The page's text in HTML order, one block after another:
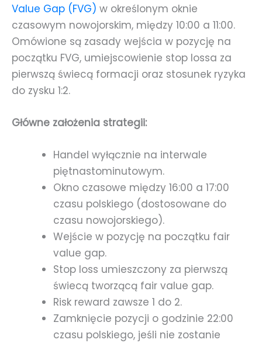
Value Gap (FVG) w określonym oknie
czasowym nowojorskim, między 10:00 a 11:00.
Omówione są zasady wejścia w pozycję na
początku FVG, umiejscowienie stop lossa za
pierwszą świecą formacji oraz stosunek ryzyka
do zysku 1:2.
Główne założenia strategii:
Handel wyłącznie na interwale
piętnastominutowym.
Okno czasowe między 16:00 a 17:00
czasu polskiego (dostosowane do
czasu nowojorskiego).
Wejście w pozycję na początku fair
value gap.
Stop loss umieszczony za pierwszą
świecą tworzącą fair value gap.
Risk reward zawsze 1 do 2.
Zamknięcie pozycji o godzinie 22:00
czasu polskiego, jeśli nie zostanie